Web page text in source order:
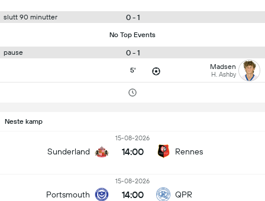
slutt 90 minutter 0 - 1
No Top Events
pause 0 - 1
5' Madsen
H. Ashby
Neste kamp
Sunderland
15-08-2026
14:00 Rennes
Portsmouth
15-08-2026
14:00 QPR